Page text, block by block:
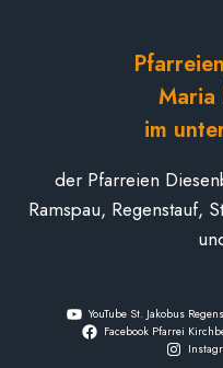
Maria
im
der Pfarreien
Ramspau, Regenstauf,
YouTube St. Jakobus
Facebook Pfarrei